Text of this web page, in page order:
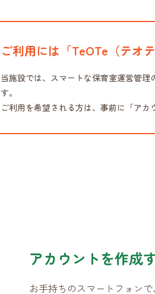
ご利用には「TeOTe（テオ
当施設では、スマートな保育室運営管
す。
ご利用を希望される方は、事前に「アカ
アカウントを作成
お手持ちのスマートフォン